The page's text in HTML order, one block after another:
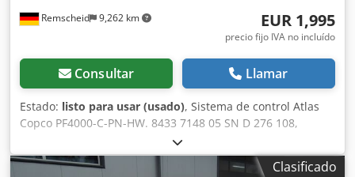
Remscheid 9,262 km EUR 1,995
precio fijo IVA no incluído
Consultar Llamar
Estado: listo para usar (usado), Sistema de control Atlas
Copco PF4000-C-PN-HW. 8433 7148 05 SN D 276 108,
usado, ligeros signos de uso, 100% funcional, volumen de
suministro según fotos Dcjdpfx Aberv Nz Ajujk
Clasificado